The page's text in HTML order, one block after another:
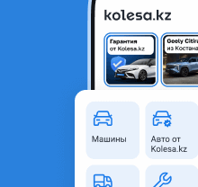
Бампер передний Toyota Camry